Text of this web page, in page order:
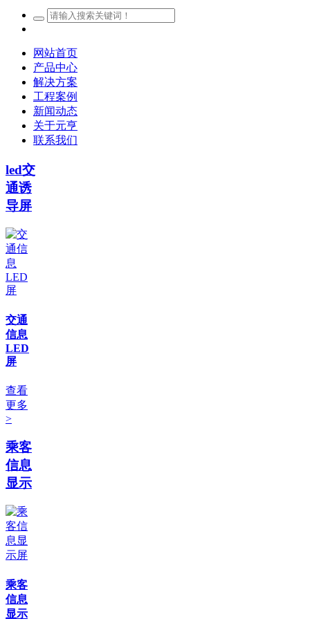
网站首页
产品中心
解决方案
工程案例
新闻动态
关于元亨
联系我们
led交
通诱
导屏
交通
信息
LED
屏
查看
更多
>
乘客
信息
显示
乘客
信息
显示